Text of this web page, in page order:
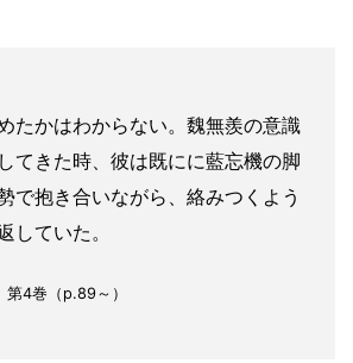
たかはわからない。魏無羨の意識
てきた時、彼は既にに藍忘機の脚
で抱き合いながら、絡みつくよう
していた。
4巻（p.89～）